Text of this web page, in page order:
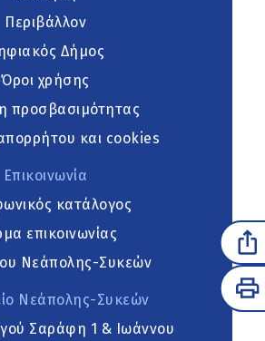
Περιβάλλον
Δήμος
Όροι χρήσης
προσβασιμότητας
και cookies
Επικοινωνία
κατάλογος
επικοινωνίας
Νεάπολης-Συκεών
Νεάπολης-Συκεών
Σαράφη 1 & Ιωάννου